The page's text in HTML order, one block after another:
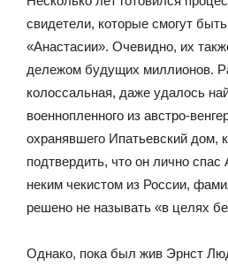
свидетели, которые смогут
«Анастасии». Очевидно, их
дележом будущих миллионов.
колоссальная, даже удалось
военнопленного из австро-
охранявшего Ипатьевский дом,
подтвердить, что он лично
неким чекистом из России,
решено не называть «в целях
Однако, пока был жив Эрнст